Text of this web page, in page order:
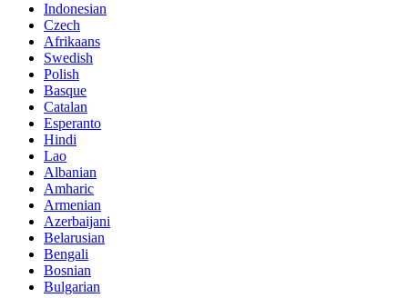
Indonesian
Czech
Afrikaans
Swedish
Polish
Basque
Catalan
Esperanto
Hindi
Lao
Albanian
Amharic
Armenian
Azerbaijani
Belarusian
Bengali
Bosnian
Bulgarian